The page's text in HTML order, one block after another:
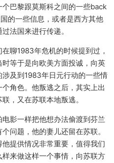
巴黎跟莫斯科之间的一些back
的一些信息，或者是西方其他
法国来进行传递。
聊1983年危机的时候提到过，
等于是向欧美方面投诚，向英
及到1983年日元行动的一些情
角色。他叛逃之后，其实上出
，又在苏联本地叛逃。
影一样把他想办法偷渡到芬兰
问题，他的妻儿还留在苏联。
提供情况非常重要，值得我们
来做这样一个事情，向苏联方